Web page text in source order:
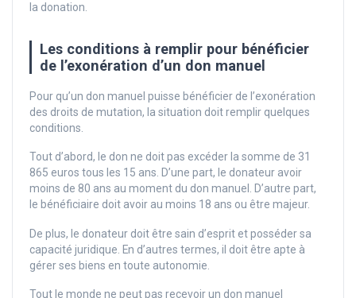
la donation.
Les conditions à remplir pour bénéficier
de l’exonération d’un don manuel
Pour qu’un don manuel puisse bénéficier de l’exonération
des droits de mutation, la situation doit remplir quelques
conditions.
Tout d’abord, le don ne doit pas excéder la somme de 31
865 euros tous les 15 ans. D’une part, le donateur avoir
moins de 80 ans au moment du don manuel. D’autre part,
le bénéficiaire doit avoir au moins 18 ans ou être majeur.
De plus, le donateur doit être sain d’esprit et posséder sa
capacité juridique. En d’autres termes, il doit être apte à
gérer ses biens en toute autonomie.
Tout le monde ne peut pas recevoir un don manuel